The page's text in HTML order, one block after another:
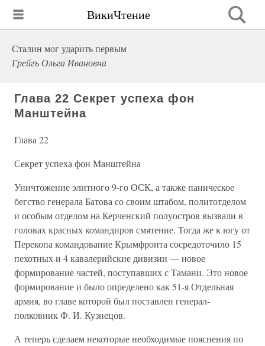
ВикиЧтение
Сталин мог ударить первым
Грейгъ Ольга Ивановна
Глава 22 Секрет успеха фон
Манштейна
Глава 22
Секрет успеха фон Манштейна
Уничтожение элитного 9-го ОСК, а также паническое
бегство генерала Батова со своим штабом, политотделом
и особым отделом на Керченский полуостров вызвали в
головах красных командиров смятение. Тогда же к югу от
Перекопа командование Крымфронта сосредоточило 15
пехотных и 4 кавалерийские дивизии — новое
формирование частей, поступавших с Тамани. Это новое
формирование и было определено как 51-я Отдельная
армия, во главе которой был поставлен генерал-
полковник Ф. И. Кузнецов.
А теперь сделаем некоторые необходимые пояснения по